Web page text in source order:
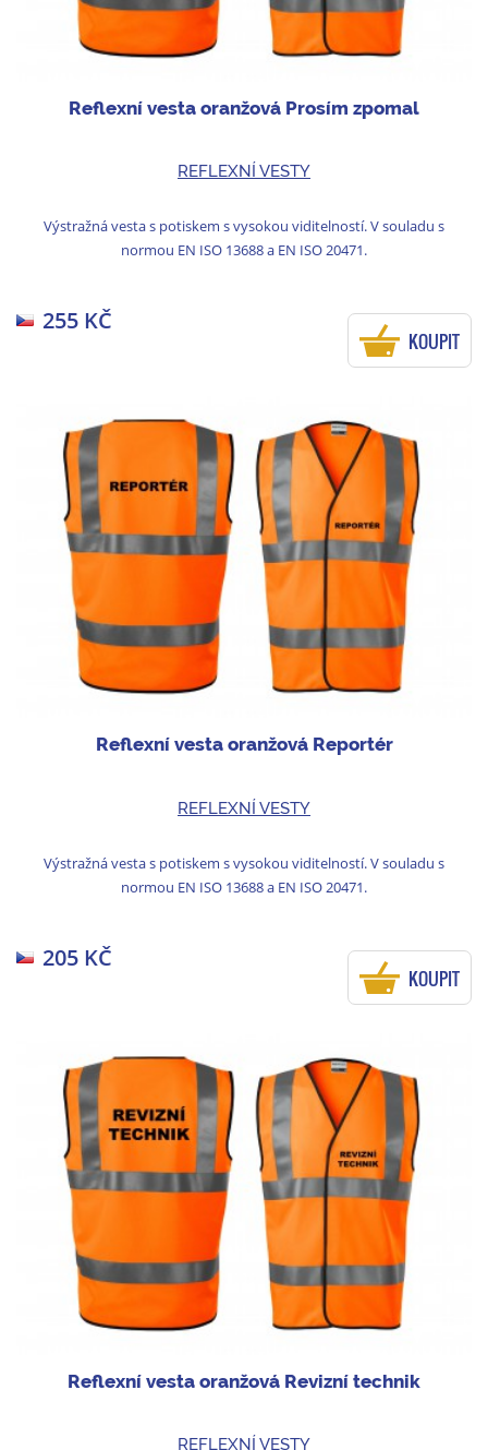
Reflexní vesta oranžová Prosím zpomal
REFLEXNÍ VESTY
Výstražná vesta s potiskem s vysokou viditelností. V souladu s
normou EN ISO 13688 a EN ISO 20471.
255 KČ
KOUPIT
Reflexní vesta oranžová Reportér
REFLEXNÍ VESTY
Výstražná vesta s potiskem s vysokou viditelností. V souladu s
normou EN ISO 13688 a EN ISO 20471.
205 KČ
KOUPIT
Reflexní vesta oranžová Revizní technik
REFLEXNÍ VESTY